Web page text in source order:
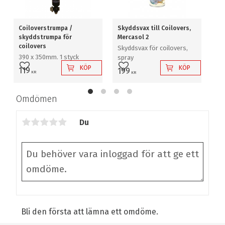
Omdömen
Du
Bli den första att lämna ett omdöme.
Coiloverstrumpa /
skyddstrumpa för
coilovers
390 x 350mm. 1 styck
119 KR
Lägg till i favoriter
KÖP
Skyddsvax till Coilovers,
Mercasol 2
Skyddsvax för coilovers,
spray
199 KR
Lägg till i favoriter
KÖP